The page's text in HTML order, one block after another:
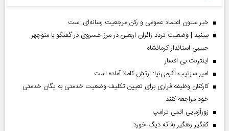
خبر ستون اعتماد عمومی و رکن مرجعیت رسانه‌ای است
ببینید | وضعیت تردد زائران اربعین در مرز خسروی در گفتگو با منوچهر
حبیبی استاندار کرمانشاه
اینترنت بی افسار
امیر سرتیپ اکرمی‌نیا: ارتش کاملا آماده است
کارکنان وظیفه فراری برای تعیین تکلیف وضعیت خدمتی به یگان خدمتی
خود مراجعه کنند
زورآزمایی اتمی ترامپ
کفگیر رهگیر به ته دیگ خورد